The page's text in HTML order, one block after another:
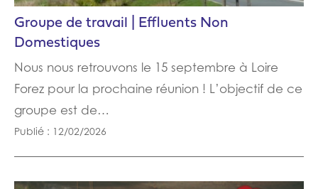
Groupe de travail | Effluents Non
Domestiques
Nous nous retrouvons le 15 septembre à Loire
Forez pour la prochaine réunion ! L’objectif de ce
groupe est de…
Publié : 12/02/2026